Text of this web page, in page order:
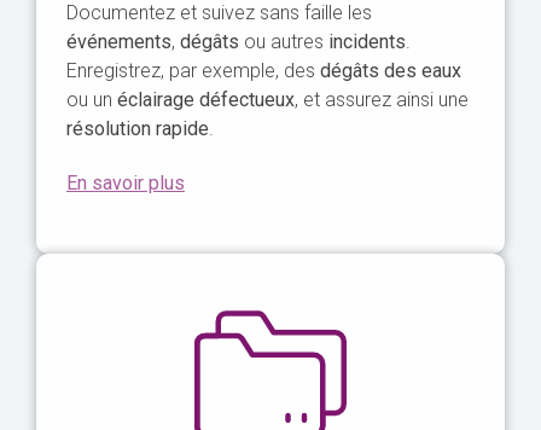
Documentez et suivez sans faille les
événements, dégâts ou autres incidents.
Enregistrez, par exemple, des dégâts des eaux
ou un éclairage défectueux, et assurez ainsi une
résolution rapide.
En savoir plus